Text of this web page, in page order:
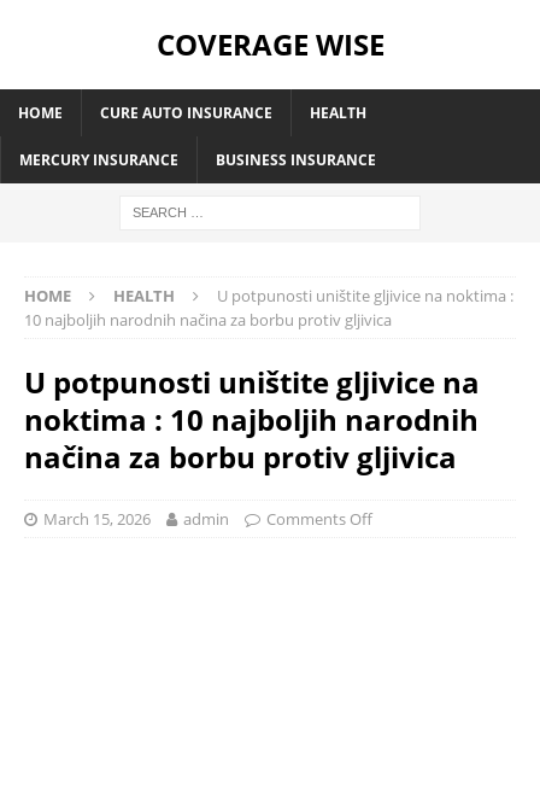
COVERAGE WISE
HOME CURE AUTO INSURANCE HEALTH
MERCURY INSURANCE BUSINESS INSURANCE
HOME HEALTH
U potpunosti uništite gljivice na noktima :
10 najboljih narodnih načina za borbu protiv gljivica
U potpunosti uništite gljivice na
noktima : 10 najboljih narodnih
načina za borbu protiv gljivica
March 15, 2026 admin Comments Off